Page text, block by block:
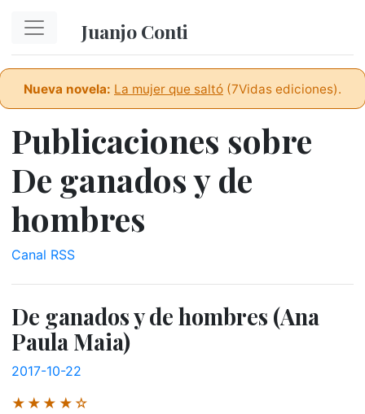
Juanjo Conti
Nueva novela: La mujer que saltó (7Vidas ediciones).
Publicaciones sobre
De ganados y de
hombres
Canal RSS
De ganados y de hombres (Ana
Paula Maia)
2017-10-22
★★★★☆